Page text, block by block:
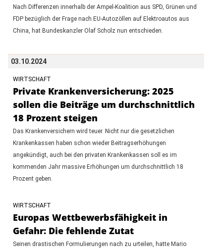
Nach Differenzen innerhalb der Ampel-Koalition aus SPD, Grünen und
FDP bezüglich der Frage nach EU-Autozöllen auf Elektroautos aus
China, hat Bundeskanzler Olaf Scholz nun entschieden.
03.10.2024
WIRTSCHAFT
Private Krankenversicherung: 2025
sollen die Beiträge um durchschnittlich
18 Prozent steigen
Das Krankenversichern wird teuer. Nicht nur die gesetzlichen
Krankenkassen haben schon wieder Beitragserhöhungen
angekündigt, auch bei den privaten Krankenkassen soll es im
kommenden Jahr massive Erhöhungen um durchschnittlich 18
Prozent geben.
WIRTSCHAFT
Europas Wettbewerbsfähigkeit in
Gefahr: Die fehlende Zutat
Seinen drastischen Formulierungen nach zu urteilen, hatte Mario